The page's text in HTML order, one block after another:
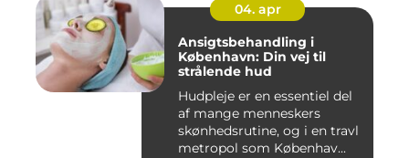
04. apr
Ansigtsbehandling i
København: Din vej til
strålende hud
Hudpleje er en essentiel del
af mange menneskers
skønhedsrutine, og i en travl
metropol som Københav...